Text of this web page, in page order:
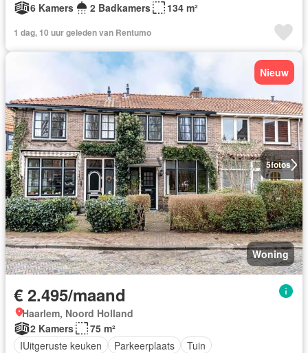
6 Kamers
2 Badkamers 134 m²
1 dag, 10 uur geleden van Rentumo
5fotos
Nieuw
Woning
€ 2.495/maand
Haarlem, Noord Holland
2 Kamers
75 m²
IUitgeruste keuken
Parkeerplaats
Tuin